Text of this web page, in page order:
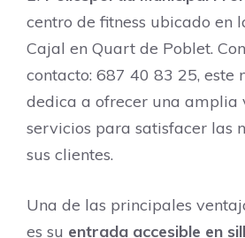
centro de fitness ubicado en
Cajal en Quart de Poblet.
contacto: 687 40 83 25, este
dedica a ofrecer una amplia
servicios para satisfacer las
sus clientes.
Una de las principales
es su entrada accesible en